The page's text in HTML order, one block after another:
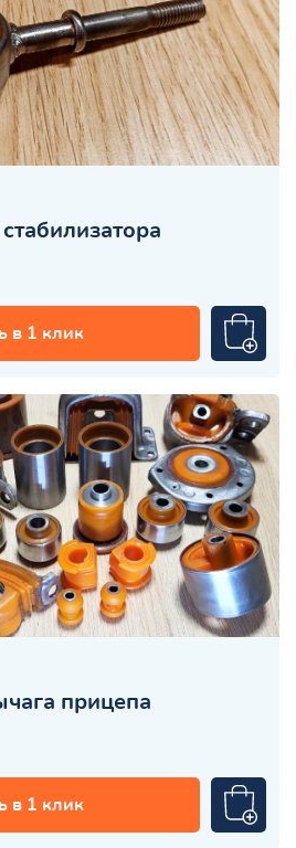
в 1 клик
прицепа
в 1 клик